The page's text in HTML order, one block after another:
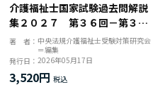
介護福祉士国家試験過去問解説
集２０２７ 第３６回－第３８
回完全解説＋第３５回問題＆解
著 者： 中央法規介護福祉士受験対策研究会
＝編集
発行日：2026年05月17日
3,520円